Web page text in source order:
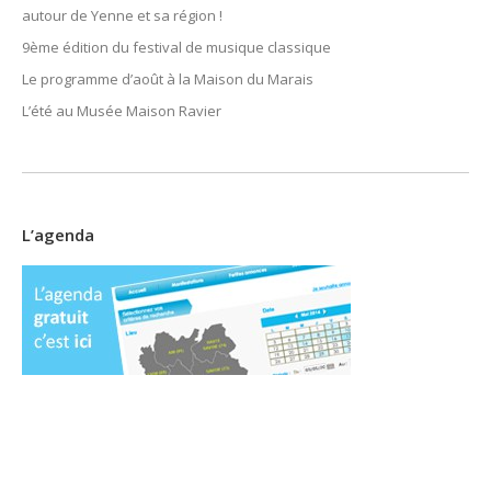
autour de Yenne et sa région !
9ème édition du festival de musique classique
Le programme d’août à la Maison du Marais
L’été au Musée Maison Ravier
L’agenda